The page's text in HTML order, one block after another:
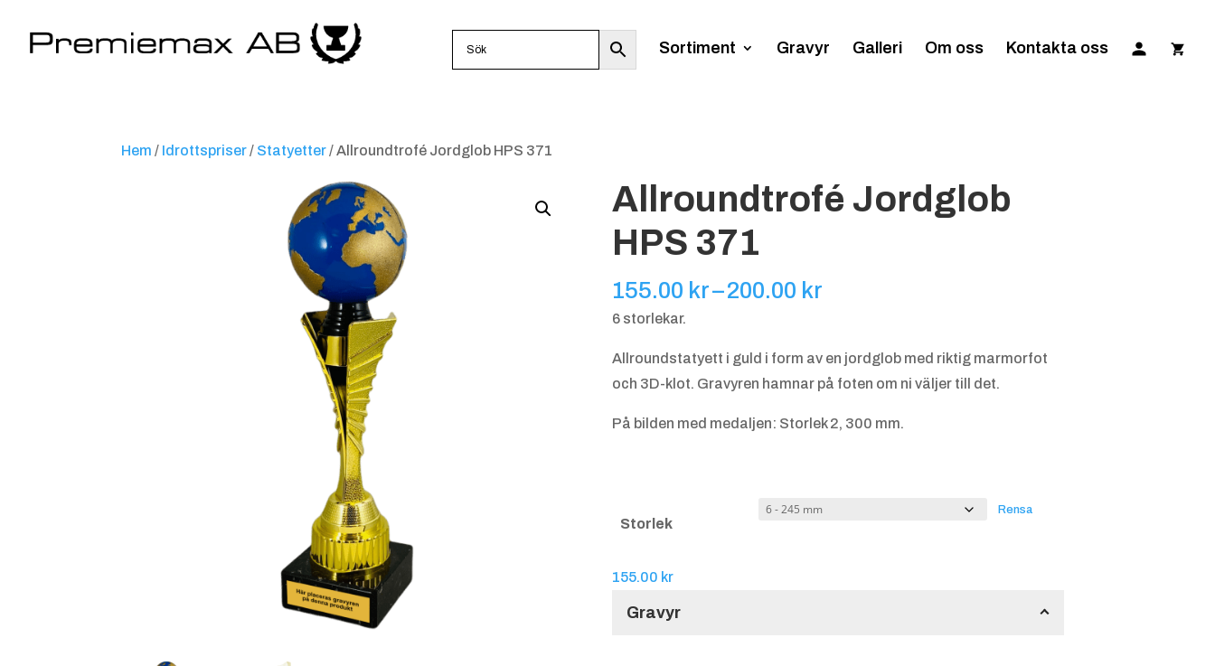
Sortiment Gravyr Galleri Om oss Kontakta oss
Hem / Idrottspriser/ Statyetter/ Allroundtrofé Jordglob HPS 371
Allroundtrofé Jordglob
HPS 371
155.00 kr–200.00 krPrisintervall:
200.00 kr
6 storlekar.
Allroundstatyett i guld i form av en jordglob med riktig marmorfot
och 3D-klot. Gravyren hamnar på foten om ni väljer till det.
På bilden med medaljen: Storlek 2, 300 mm.
Storlek
Rensa
155.00 kr
Gravyr